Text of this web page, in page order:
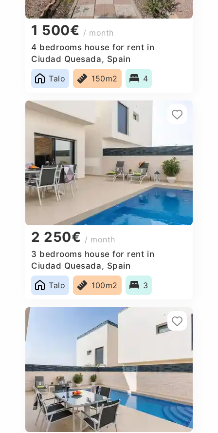
1 500€ / month
4 bedrooms house for rent in
Ciudad Quesada, Spain
Talo
150m2 4
2 250€ / month
3 bedrooms house for rent in
Ciudad Quesada, Spain
Talo
100m2 3